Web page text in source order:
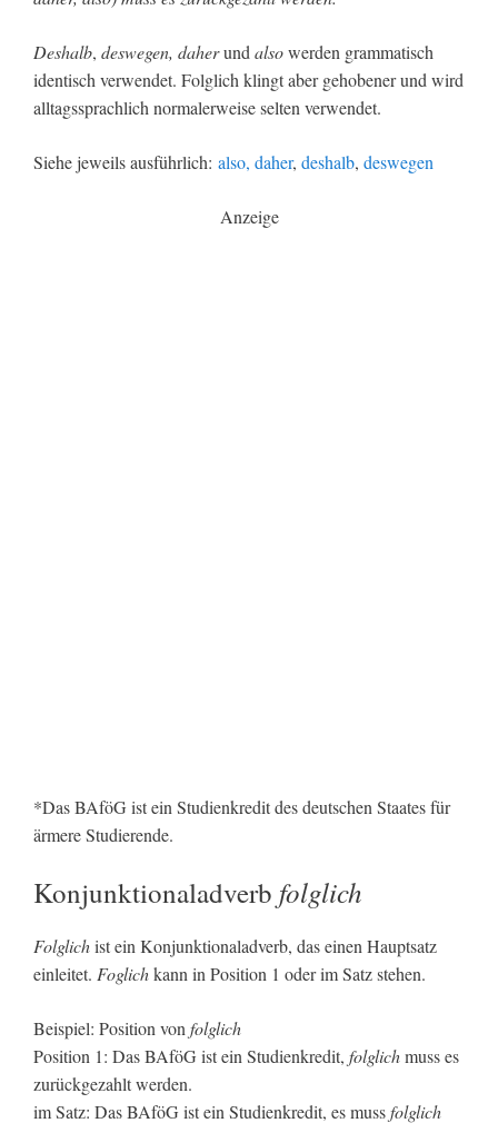
Deshalb, deswegen, daherund alsowerden grammatisch
identisch verwendet. Folglich klingt aber gehobener und wird
alltagssprachlich normalerweise selten verwendet.
Siehe jeweils ausführlich: also, daher, deshalb, deswegen
Anzeige
*Das BAföG ist ein Studienkredit des deutschen Staates für
ärmere Studierende.
Konjunktionaladverb folglich
Folglichist ein Konjunktionaladverb, das einen Hauptsatz
einleitet. Foglichkann in Position 1 oder im Satz stehen.
Beispiel: Position von folglich
Position 1: Das BAföG ist ein Studienkredit, folglichmuss es
zurückgezahlt werden.
im Satz: Das BAföG ist ein Studienkredit, es mussfolglich